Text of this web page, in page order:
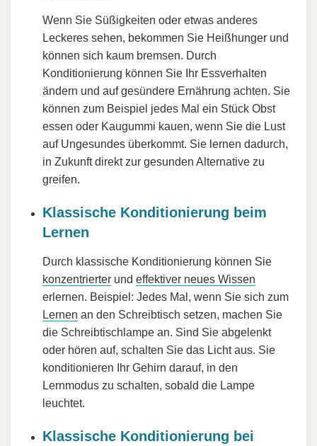
Wenn Sie Süßigkeiten oder etwas anderes
Leckeres sehen, bekommen Sie Heißhunger und
können sich kaum bremsen. Durch
Konditionierung können Sie Ihr Essverhalten
ändern und auf gesündere Ernährung achten. Sie
können zum Beispiel jedes Mal ein Stück Obst
essen oder Kaugummi kauen, wenn Sie die Lust
auf Ungesundes überkommt. Sie lernen dadurch,
in Zukunft direkt zur gesunden Alternative zu
greifen.
Klassische Konditionierung beim
Lernen
Durch klassische Konditionierung können Sie
konzentrierter und effektiver neues Wissen
erlernen. Beispiel: Jedes Mal, wenn Sie sich zum
Lernen an den Schreibtisch setzen, machen Sie
die Schreibtischlampe an. Sind Sie abgelenkt
oder hören auf, schalten Sie das Licht aus. Sie
konditionieren Ihr Gehirn darauf, in den
Lernmodus zu schalten, sobald die Lampe
leuchtet.
Klassische Konditionierung bei